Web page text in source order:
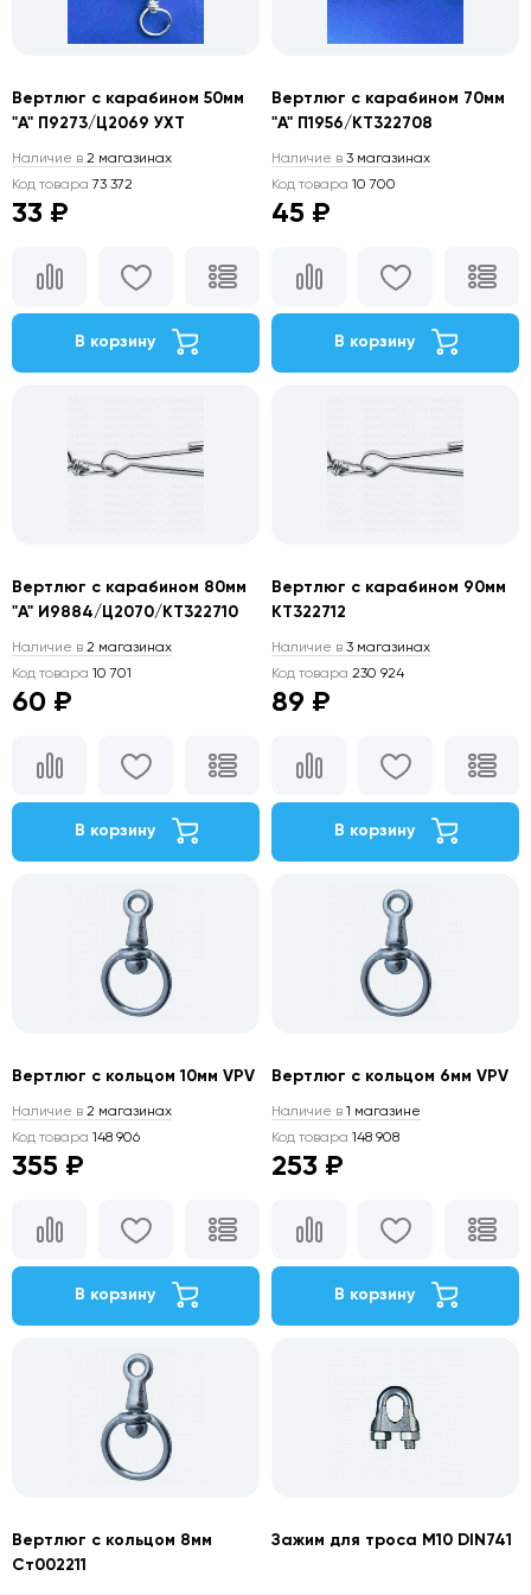
Вертлюг с карабином 50мм
"А" П9273/Ц2069 УХТ
Наличие в 2 магазинах
Код товара 73 372
33 ₽
В корзину
Вертлюг с карабином 70мм
"А" П1956/КТ322708
Наличие в 3 магазинах
Код товара 10 700
45 ₽
В корзину
Вертлюг с карабином 80мм
"А" И9884/Ц2070/КТ322710
Наличие в 2 магазинах
Код товара 10 701
60 ₽
В корзину
Вертлюг с карабином 90мм
КТ322712
Наличие в 3 магазинах
Код товара 230 924
89 ₽
В корзину
Вертлюг с кольцом 10мм VPV
Наличие в 2 магазинах
Код товара 148 906
355 ₽
В корзину
Вертлюг с кольцом 6мм VPV
Наличие в 1 магазине
Код товара 148 908
253 ₽
В корзину
Вертлюг с кольцом 8мм
Ст002211
Зажим для троса М10 DIN741